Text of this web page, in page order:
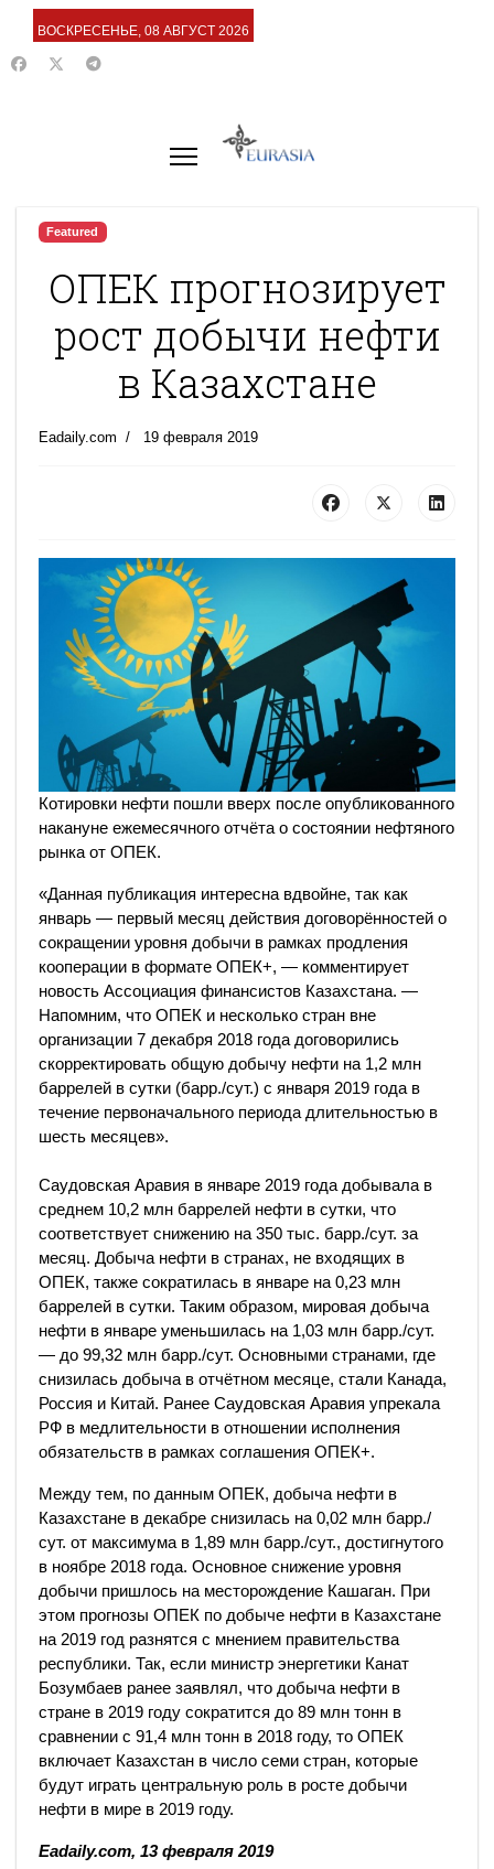
ВОСКРЕСЕНЬЕ, 08 АВГУСТ 2026
Featured
ОПЕК прогнозирует
рост добычи нефти
в Казахстане
Eadaily.com 19 февраля 2019
Котировки нефти пошли вверх после опубликованного
накануне ежемесячного отчёта о состоянии нефтяного
рынка от ОПЕК.
«Данная публикация интересна вдвойне, так как
январь — первый месяц действия договорённостей о
сокращении уровня добычи в рамках продления
кооперации в формате ОПЕК+, — комментирует
новость Ассоциация финансистов Казахстана. —
Напомним, что ОПЕК и несколько стран вне
организации 7 декабря 2018 года договорились
скорректировать общую добычу нефти на 1,2 млн
баррелей в сутки (барр./сут.) с января 2019 года в
течение первоначального периода длительностью в
шесть месяцев».
Саудовская Аравия в январе 2019 года добывала в
среднем 10,2 млн баррелей нефти в сутки, что
соответствует снижению на 350 тыс. барр./сут. за
месяц. Добыча нефти в странах, не входящих в
ОПЕК, также сократилась в январе на 0,23 млн
баррелей в сутки. Таким образом, мировая добыча
нефти в январе уменьшилась на 1,03 млн барр./сут.
— до 99,32 млн барр./сут. Основными странами, где
снизилась добыча в отчётном месяце, стали Канада,
Россия и Китай. Ранее Саудовская Аравия упрекала
РФ в медлительности в отношении исполнения
обязательств в рамках соглашения ОПЕК+.
Между тем, по данным ОПЕК, добыча нефти в
Казахстане в декабре снизилась на 0,02 млн барр./
сут. от максимума в 1,89 млн барр./сут., достигнутого
в ноябре 2018 года. Основное снижение уровня
добычи пришлось на месторождение Кашаган. При
этом прогнозы ОПЕК по добыче нефти в Казахстане
на 2019 год разнятся с мнением правительства
республики. Так, если министр энергетики Канат
Бозумбаев ранее заявлял, что добыча нефти в
стране в 2019 году сократится до 89 млн тонн в
сравнении с 91,4 млн тонн в 2018 году, то ОПЕК
включает Казахстан в число семи стран, которые
будут играть центральную роль в росте добычи
нефти в мире в 2019 году.
Eadaily.com, 13 февраля 2019